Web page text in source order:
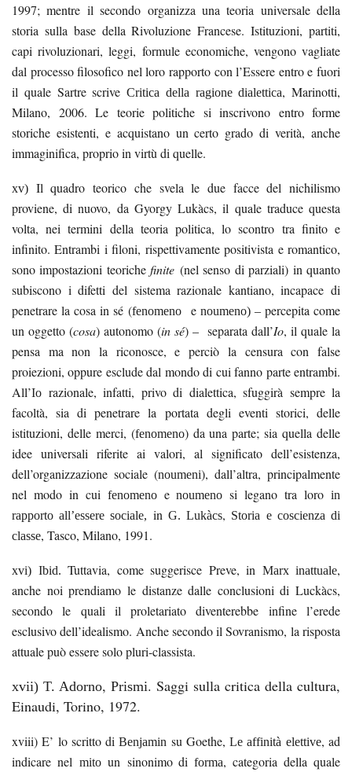
1997; mentre il secondo organizza una teoria universale della
storia sulla base della Rivoluzione Francese. Istituzioni, partiti,
capi rivoluzionari, leggi, formule economiche, vengono vagliate
dal processo filosofico nel loro rapporto con l’Essere entro e fuori
il quale Sartre scrive Critica della ragione dialettica, Marinotti,
Milano, 2006. Le teorie politiche si inscrivono entro forme
storiche esistenti, e acquistano un certo grado di verità, anche
immaginifica, proprio in virtù di quelle.
xv) Il quadro teorico che svela le due facce del nichilismo
proviene, di nuovo, da Gyorgy Lukàcs, il quale traduce questa
volta, nei termini della teoria politica,lo scontro tra finitoe
infinito. Entrambi i filoni, rispettivamente positivista e romantico,
sono impostazioni teorichefinite (nel senso di parziali) in quanto
subiscono i difetti del sistema razionale kantiano, incapace di
penetrare lacosa in sé (fenomeno e noumeno) – percepita come
un oggetto (cosa) autonomo (in sé) – separata dall’Io, il quale la
pensa ma non la riconosce, e perciò la censura con false
proiezioni, oppure esclude dal mondo di cui fanno parte entrambi.
All’Io razionale, infatti, privo di dialettica, sfuggirà sempre la
facoltà, sia di penetrare la portata degli eventi storici, delle
istituzioni, delle merci, (fenomeno) da una parte; sia quella delle
idee universali riferite ai valori, al significato dell’esistenza,
dell’organizzazione sociale (noumeni), dall’altra, principalmente
nel modo in cui fenomenoenoumeno si legano tra loro in
rapporto all’essere sociale, in G. Lukàcs, Storia e coscienza di
classe, Tasco, Milano, 1991.
xvi) Ibid. Tuttavia, come suggerisce Preve, in Marx inattuale,
anche noi prendiamo le distanze dalle conclusioni di Luckàcs,
secondo le quali il proletariato diventerebbe infine l’erede
esclusivo dell’idealismo. Anche secondo il Sovranismo, la risposta
attuale può essere solo pluri-classista.
xvii) T. Adorno, Prismi. Saggi sulla critica della cultura,
Einaudi, Torino, 1972.
xviii) E’ lo scritto diBenjamin su Goethe,Le affinità elettive, ad
indicare nel mito un sinonimo diforma, categoria della quale